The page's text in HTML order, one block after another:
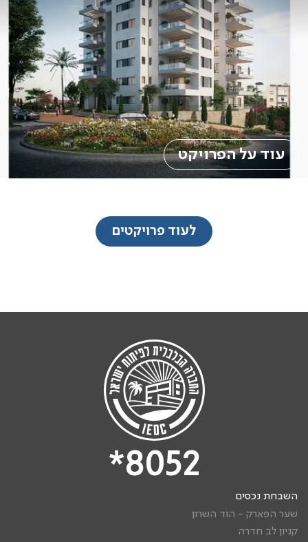
עוד על הפרויקט
לעוד פרויקטים
8052*
השבחת נכסים
שער הפארק - הוד השרון
קניון לב חדרה